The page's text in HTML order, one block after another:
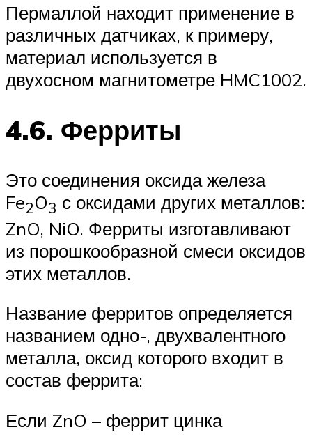
Пермаллой находит применение в
различных датчиках, к примеру,
материал используется в
двухосном магнитометре HMC1002.
4.6. Ферриты
Это соединения оксида железа
Fe2O3 с оксидами других металлов:
ZnO, NiO. Ферриты изготавливают
из порошкообразной смеси оксидов
этих металлов.
Название ферритов определяется
названием одно-, двухвалентного
металла, оксид которого входит в
состав феррита:
Если ZnO – феррит цинка